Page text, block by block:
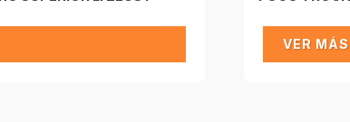
VER MÁS